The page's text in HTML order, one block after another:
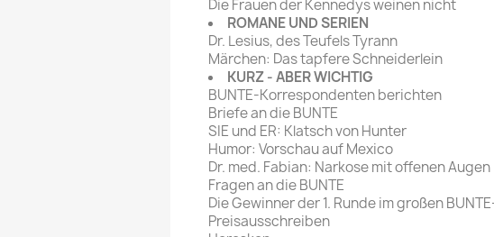
Die Frauen der Kennedys weinen nicht
ROMANE UND SERIEN
Dr. Lesius, des Teufels Tyrann
Märchen: Das tapfere Schneiderlein
KURZ - ABER WICHTIG
BUNTE-Korrespondenten berichten
Briefe an die BUNTE
SIE und ER: Klatsch von Hunter
Humor: Vorschau auf Mexico
Dr. med. Fabian: Narkose mit offenen Augen
Fragen an die BUNTE
Die Gewinner der 1. Runde im großen
Preisausschreiben